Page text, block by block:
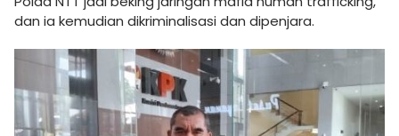
dan ia kemudian dikriminalisasi dan dipenjara.